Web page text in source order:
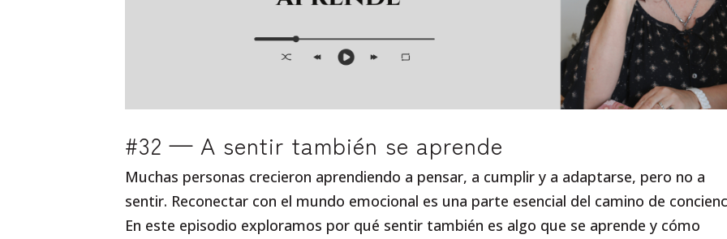
#32 — A sentir también se aprende
Muchas personas crecieron aprendiendo a pensar, a cumplir y a adaptarse, pero no a
sentir. Reconectar con el mundo emocional es una parte esencial del camino de
En este episodio exploramos por qué sentir también es algo que se aprende y cómo